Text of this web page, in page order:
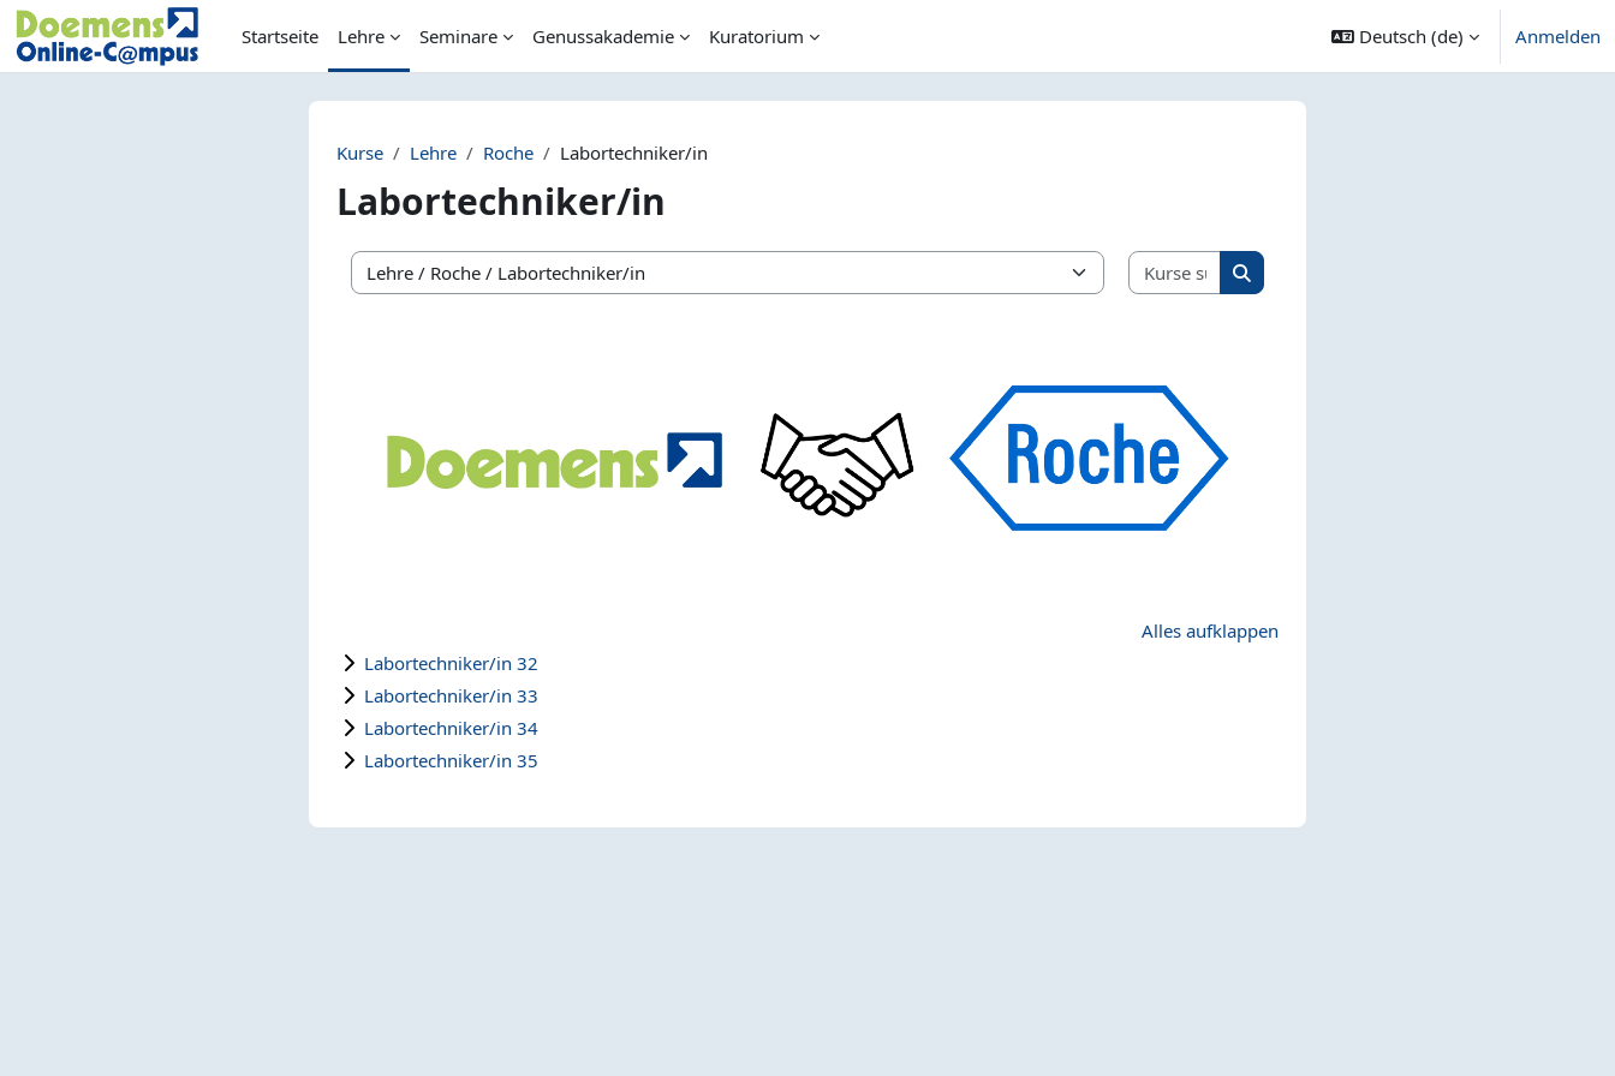
Zum Hauptinhalt
Startseite
Lehre Seminare Genussakademie Kuratorium Deutsch ‎(de)‎ Anmelden
Kurse Lehre Roche Labortechniker/in
Labortechniker/in
Kursbereiche
Kurse suchen
Kurse suchen
Alles aufklappen
Labortechniker/in 32
Labortechniker/in 33
Labortechniker/in 34
Labortechniker/in 35